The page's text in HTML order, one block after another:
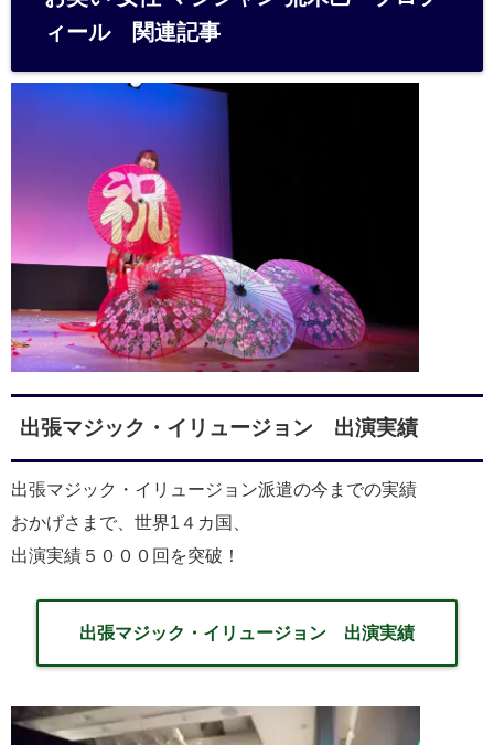
ィール 関連記事
出張マジック・イリュージョン 出演実績
出張マジック・イリュージョン派遣の今までの実績
おかげさまで、世界1４カ国、
出演実績５０００回を突破！
出張マジック・イリュージョン 出演実績